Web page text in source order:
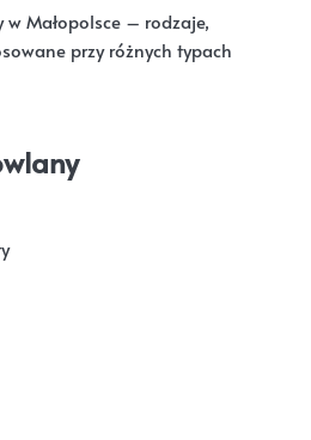
Małopolsce – rodzaje,
przy różnych typach